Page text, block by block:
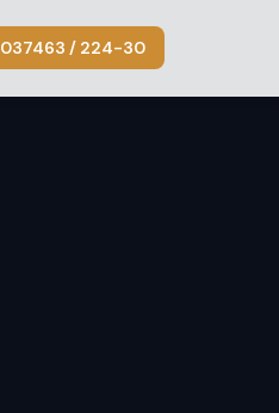
037463 / 224-30